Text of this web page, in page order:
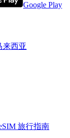
Google Play
来西亚
旅行指南